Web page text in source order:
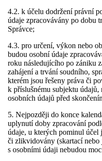
4.2. k účelu dodržení právní
údaje zpracovávány po dobu
Správce;
4.3. pro určení, výkon nebo
budou osobní údaje
roku následujícího po zániku
zahájení a trvání soudního,
kterém jsou řešeny práva či
k příslušnému subjektu
osobních údajů před
5. Nejpozději do konce
uplynutí doby zpracování
údaje, u kterých pominul
či zlikvidovány (skartací nebo
s osobními údaji nebudou